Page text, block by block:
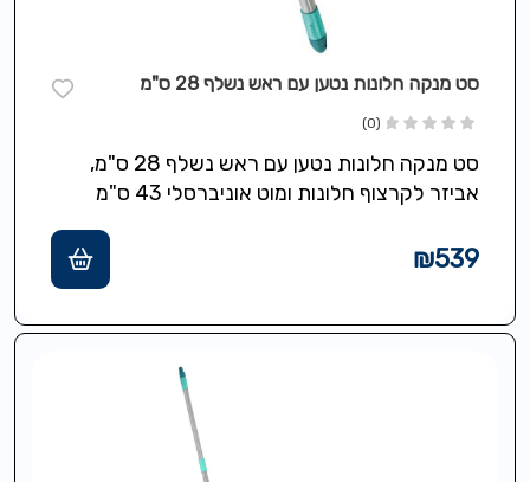
סט מנקה חלונות נטען עם ראש נשלף 28 ס"מ
(0)
סט מנקה חלונות נטען עם ראש נשלף 28 ס"מ,
אביזר לקרצוף חלונות ומוט אוניברסלי 43 ס"מ
₪539